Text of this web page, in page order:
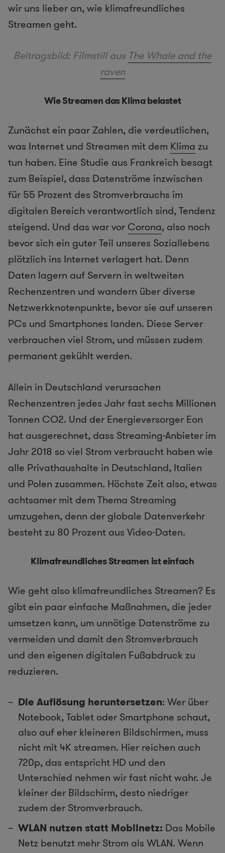
wir uns lieber an, wie klimafreundliches
Streamen geht.
Beitragsbild: Filmstill aus The Whale and the
raven
Wie Streamen das Klima belastet
Zunächst ein paar Zahlen, die verdeutlichen,
was Internet und Streamen mit dem Klima zu
tun haben. Eine Studie aus Frankreich besagt
zum Beispiel, dass Datenströme inzwischen
für 55 Prozent des Stromverbrauchs im
digitalen Bereich verantwortlich sind, Tendenz
steigend. Und das war vor Corona, also noch
bevor sich ein guter Teil unseres Soziallebens
plötzlich ins Internet verlagert hat. Denn
Daten lagern auf Servern in weltweiten
Rechenzentren und wandern über diverse
Netzwerkknotenpunkte, bevor sie auf unseren
PCs und Smartphones landen. Diese Server
verbrauchen viel Strom, und müssen zudem
permanent gekühlt werden.
Allein in Deutschland verursachen
Rechenzentren jedes Jahr fast sechs Millionen
Tonnen CO2. Und der Energieversorger Eon
hat ausgerechnet, dass Streaming-Anbieter im
Jahr 2018 so viel Strom verbraucht haben wie
alle Privathaushalte in Deutschland, Italien
und Polen zusammen. Höchste Zeit also, etwas
achtsamer mit dem Thema Streaming
umzugehen, denn der globale Datenverkehr
besteht zu 80 Prozent aus Video-Daten.
Klimafreundliches Streamen ist einfach
Wie geht also klimafreundliches Streamen? Es
gibt ein paar einfache Maßnahmen, die jeder
umsetzen kann, um unnötige Datenströme zu
vermeiden und damit den Stromverbrauch
und den eigenen digitalen Fußabdruck zu
reduzieren.
Die Auflösung heruntersetzen: Wer über
Notebook, Tablet oder Smartphone schaut,
also auf eher kleineren Bildschirmen, muss
nicht mit 4K streamen. Hier reichen auch
720p, das entspricht HD und den
Unterschied nehmen wir fast nicht wahr. Je
kleiner der Bildschirm, desto niedriger
zudem der Stromverbrauch.
WLAN nutzen statt Mobilnetz: Das Mobile
Netz benutzt mehr Strom als WLAN. Wenn